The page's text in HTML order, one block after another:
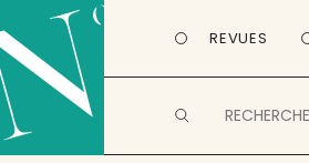
REVUES